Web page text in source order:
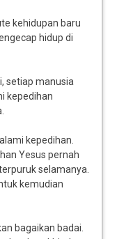
kehidupan baru
hidup di
setiap manusia
kepedihan
kepedihan.
Yesus pernah
selamanya.
kemudian
bagaikan badai.